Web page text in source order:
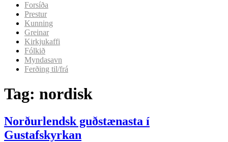
Forsíða
Prestur
Kunning
Greinar
Kirkjukaffi
Fólkið
Myndasavn
Ferðing til/frá
Tag: nordisk
Norðurlendsk guðstænasta í
Gustafskyrkan